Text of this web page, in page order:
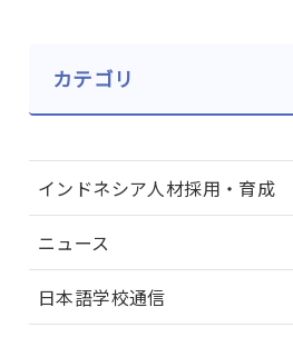
カテゴリ
インドネシア人材採用・育成
ニュース
日本語学校通信